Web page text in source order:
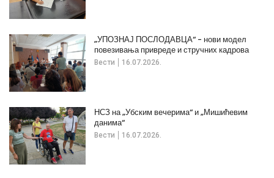
Вести 16.07.2026.
„УПОЗНАЈ ПОСЛОДАВЦА“ - нови модел
повезивања привреде и стручних кадрова
Вести 16.07.2026.
НСЗ на „Убским вечерима“ и „Мишићевим
данима“